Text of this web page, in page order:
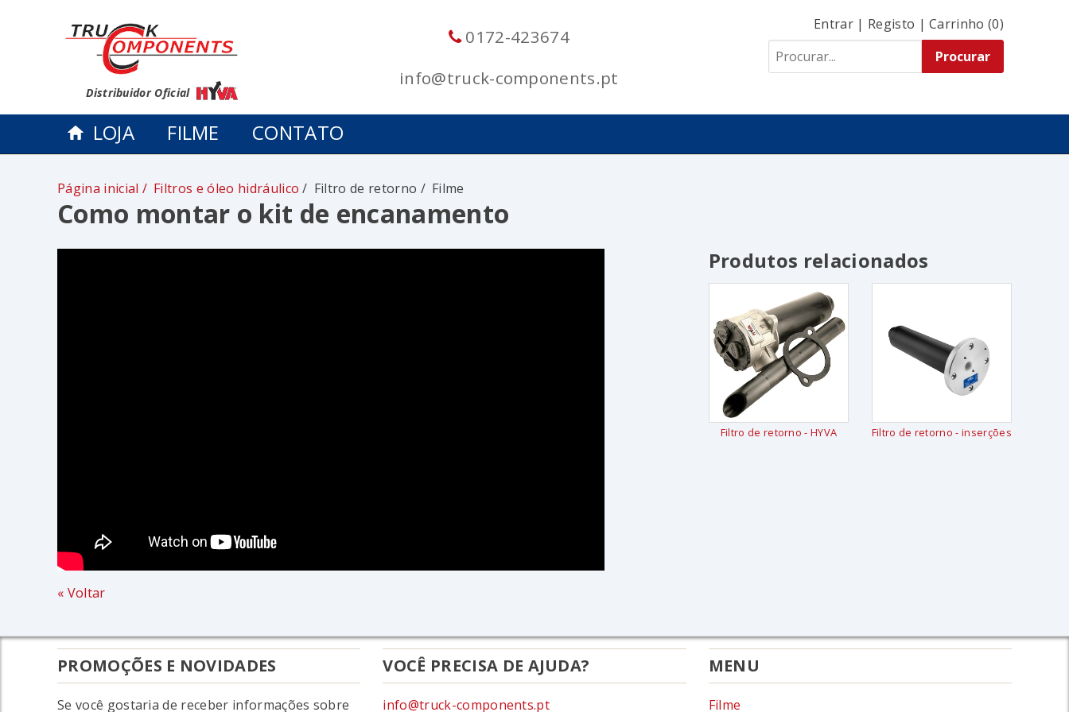
Distribuidor Oficial
0172-423674
info@truck-components.pt
Entrar| Registo |Carrinho (0)
LOJA FILME CONTATO
Página inicial Filtros e óleo hidráulico Filtro de retorno Filme
Como montar o kit de encanamento
Produtos relacionados
Filtro de retorno - HYVA Filtro de retorno - inserções
« Voltar
PROMOÇÕES E NOVIDADES
Se você gostaria de receber informações sobre
VOCÊ PRECISA DE AJUDA?
info@truck-components.pt
MENU
Filme